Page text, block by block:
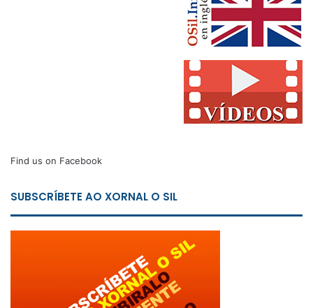
Find us on Facebook
SUBSCRÍBETE AO XORNAL O SIL